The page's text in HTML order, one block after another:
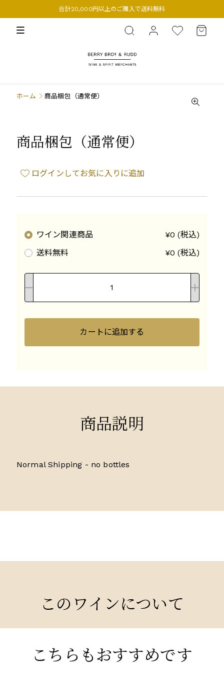
合計20,000円以上のご購入で送料無料
BERRY BROS. & RUDD
ホーム 商品梱包（通常便）
商品梱包（通常便）
ログインしてお気に入りに追加
ワイン関連商品
¥0 (税込)
送料無料
¥0 (税込)
カートに追加する
商品説明
Normal Shipping - no bottles
このワインについて
こちらもおすすめです